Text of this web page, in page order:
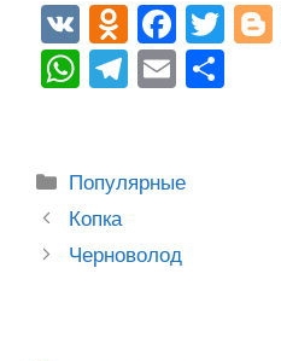
V
K
O
d
n
kl
ss
F
a
c
b
o
T
W
s
A
p
T
gr
m
E
Рубрики
Популярные
Post
navigation
Копка
Черноволод